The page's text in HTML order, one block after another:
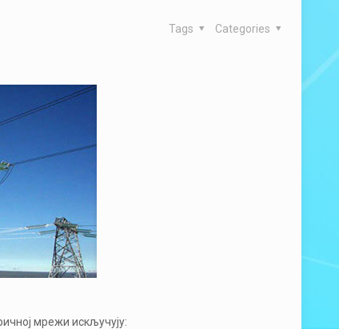
Categories
Tags
мрежи искључују: